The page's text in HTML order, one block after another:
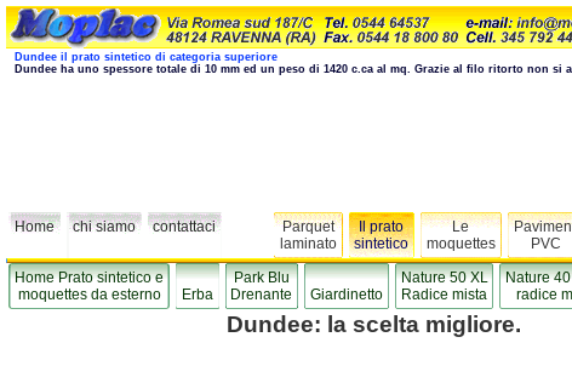
Dundee il prato sintetico di categoria superiore
Dundee ha uno spessore totale di 10 mm ed un peso di 1420 c.ca al mq. Grazie al filo ritorto non
Home chi siamo contattaci
Parquet
laminato
Il prato
sintetico
Le
moquettes
PVC
Home Prato sintetico e
moquettes da esterno
Erba
Park Blu
Drenante
Giardinetto
Nature 50 XL
Radice mista
Nature
radice
Dundee: la scelta migliore.